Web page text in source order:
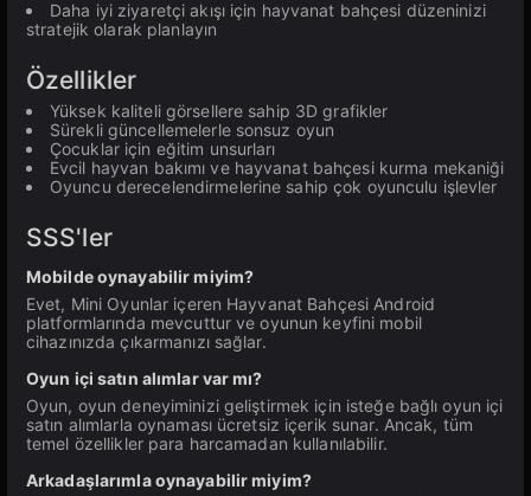
Daha iyi ziyaretçi akışı için hayvanat bahçesi düzeninizi
stratejik olarak planlayın
Özellikler
Yüksek kaliteli görsellere sahip 3D grafikler
Sürekli güncellemelerle sonsuz oyun
Çocuklar için eğitim unsurları
Evcil hayvan bakımı ve hayvanat bahçesi kurma mekaniği
Oyuncu derecelendirmelerine sahip çok oyunculu işlevler
SSS'ler
Mobilde oynayabilir miyim?
Evet, Mini Oyunlar içeren Hayvanat Bahçesi Android
platformlarında mevcuttur ve oyunun keyfini mobil
cihazınızda çıkarmanızı sağlar.
Oyun içi satın alımlar var mı?
Oyun, oyun deneyiminizi geliştirmek için isteğe bağlı oyun içi
satın alımlarla oynaması ücretsiz içerik sunar. Ancak, tüm
temel özellikler para harcamadan kullanılabilir.
Arkadaşlarımla oynayabilir miyim?